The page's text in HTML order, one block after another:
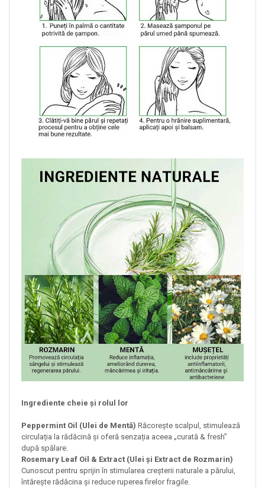
Ingrediente cheie și rolul lor
Peppermint Oil (Ulei de Mentă) Răcorește scalpul, stimulează
circulația la rădăcină și oferă senzația aceea „curată & fresh”
după spălare.
Rosemary Leaf Oil & Extract (Ulei și Extract de Rozmarin)
Cunoscut pentru sprijin în stimularea creșterii naturale a părului,
întărește rădăcina și reduce ruperea firelor fragile.